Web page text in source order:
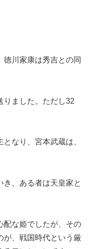
徳川家康は秀吉との同
りました。ただし32
なり、宮本武蔵は、
、ある者は天皇家と
配な姫でしたが、その
が、戦国時代という厳